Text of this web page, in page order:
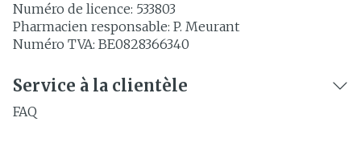
Numéro de licence: 533803
Pharmacien responsable: P. Meurant
Numéro TVA: BE0828366340
Service à la clientèle
FAQ